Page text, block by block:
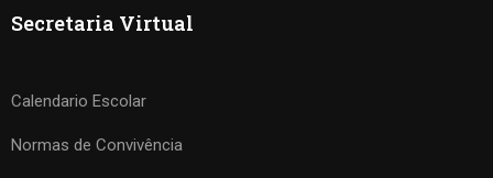
Secretaria Virtual
Calendario Escolar
Normas de Convivência